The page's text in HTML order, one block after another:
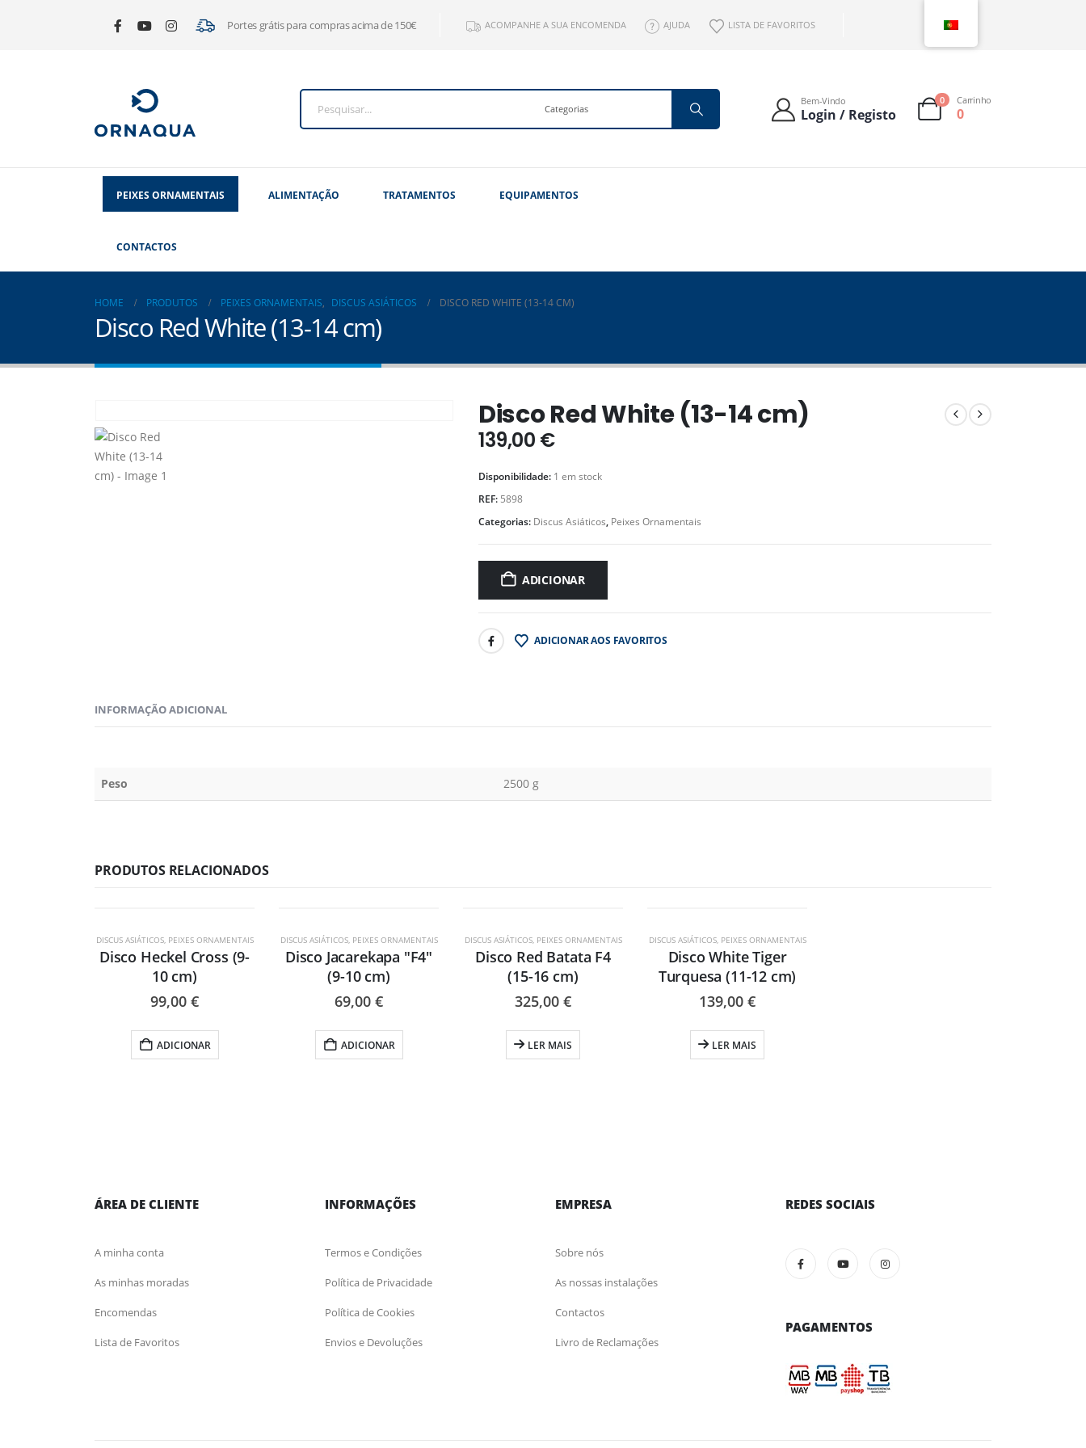
Portes grátis para compras acima de 150€ ACOMPANHE A SUA ENCOMENDA AJUDA LISTA DE FAVORITOS
Bem-Vindo
Login / Registo
0 Carrinho
0
PEIXES ORNAMENTAIS ALIMENTAÇÃO TRATAMENTOS EQUIPAMENTOS
CONTACTOS
HOME PRODUTOS PEIXES ORNAMENTAIS, DISCUS ASIÁTICOS DISCO RED WHITE (13-14 CM)
Disco Red White (13-14 cm)
Disco Red White (13-14 cm)
139,00 €
Disponibilidade: 1 em stock
REF: 5898
Categorias: Discus Asiáticos, Peixes Ornamentais
ADICIONAR
ADICIONAR AOS FAVORITOS
INFORMAÇÃO ADICIONAL
Peso 2500 g
PRODUTOS RELACIONADOS
DISCUS ASIÁTICOS, PEIXES ORNAMENTAIS
Disco Heckel Cross (9-
10 cm)
99,00 €
ADICIONAR
DISCUS ASIÁTICOS, PEIXES ORNAMENTAIS
Disco Jacarekapa "F4"
(9-10 cm)
69,00 €
ADICIONAR
DISCUS ASIÁTICOS, PEIXES ORNAMENTAIS
Disco Red Batata F4
(15-16 cm)
325,00 €
LER MAIS
DISCUS ASIÁTICOS, PEIXES ORNAMENTAIS
Disco White Tiger
Turquesa (11-12 cm)
139,00 €
LER MAIS
ÁREA DE CLIENTE
A minha conta
As minhas moradas
Encomendas
Lista de Favoritos
INFORMAÇÕES
Termos e Condições
Política de Privacidade
Política de Cookies
Envios e Devoluções
EMPRESA
Sobre nós
As nossas instalações
Contactos
Livro de Reclamações
REDES SOCIAIS
PAGAMENTOS